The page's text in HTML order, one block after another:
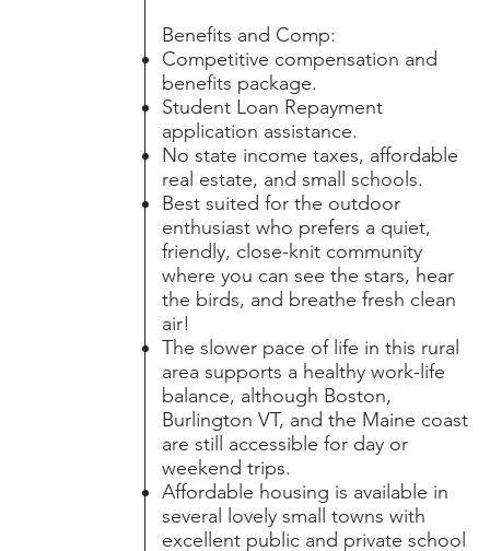
Benefits and Comp:
Competitive compensation and
benefits package.
Student Loan Repayment
application assistance.
No state income taxes, affordable
real estate, and small schools.
Best suited for the outdoor
enthusiast who prefers a quiet,
friendly, close-knit community
where you can see the stars, hear
the birds, and breathe fresh clean
air!
The slower pace of life in this rural
area supports a healthy work-life
balance, although Boston,
Burlington VT, and the Maine coast
are still accessible for day or
weekend trips.
Affordable housing is available in
several lovely small towns with
excellent public and private school